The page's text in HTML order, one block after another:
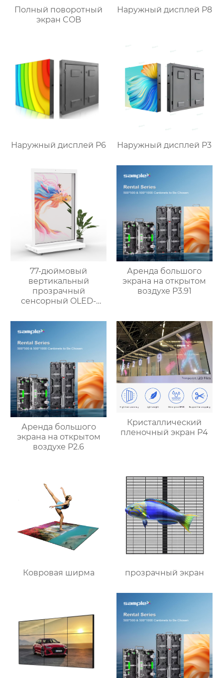
Полный поворотный
экран COB
Наружный дисплей P8
Наружный дисплей P6 Наружный дисплей P3
77-дюймовый
вертикальный
прозрачный
сенсорный OLED-
Аренда большого
экрана на открытом
воздухе P3.91
Аренда большого
экрана на открытом
воздухе P2.6
Кристаллический
пленочный экран P4
Ковровая ширма прозрачный экран